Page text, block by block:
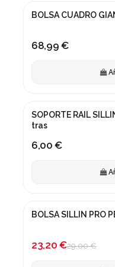
BOLSA CUADRO
68,99 €
SOPORTE RAIL
tras
6,00 €
¡En oferta!
BOLSA SILLIN PRO
23,20 €29,00 €